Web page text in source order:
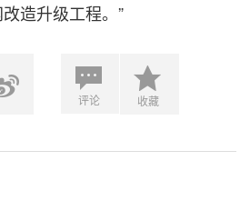
造升级工程。”
评论 收藏